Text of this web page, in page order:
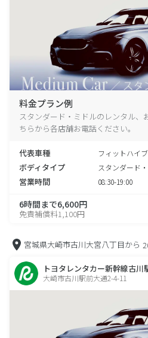
料金プラン例
スタンダード・ミドルのレンタル、
ちらから各店舗お電話ください。
代表車種 フィットハイ
ボディタイプ スタンダード
営業時間 08:30-19:00
6時間まで6,600円
免責補償料1,100円
宮城県大崎市古川大宮八丁目から
トヨタレンタカー新幹線古川
大崎市古川駅前大通2-4-11